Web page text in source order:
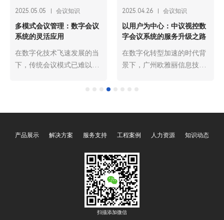
控数
之路
代背
技术
先
的
2025.04.26
小型会议系统与大型会议系
统的配置差异解析
在现代商务与交流活动中，
会议系统的应用极为广泛。
不同，广州欧雅丽信息技术
会议系统可分为小型会议系
配置上存在诸多差异。深入
织机构依据自身情况，精准
构建合适的会议系统。
2025.04.26
数字会议系统的智能化
性化发展方向
在信息技术日新月异的当
下，广州欧雅丽信息技
朝着智能化、人性化的
仅深刻改变了传统会议模
产品展示 解决方案 服务支持 工程案例 人力资源 知识动态
扫描添加微信